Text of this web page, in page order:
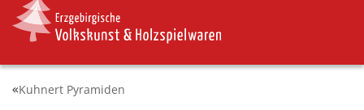
Kuhnert Pyramiden